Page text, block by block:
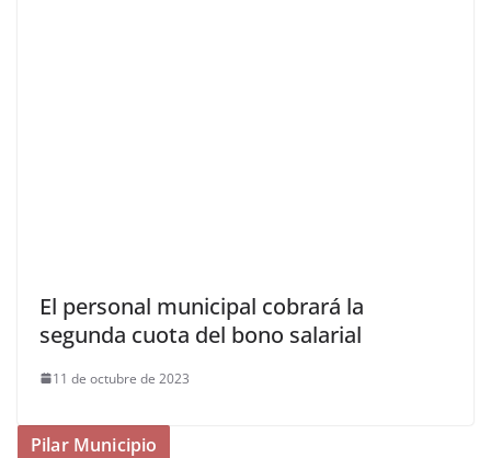
El personal municipal cobrará la
segunda cuota del bono salarial
11 de octubre de 2023
Pilar Municipio